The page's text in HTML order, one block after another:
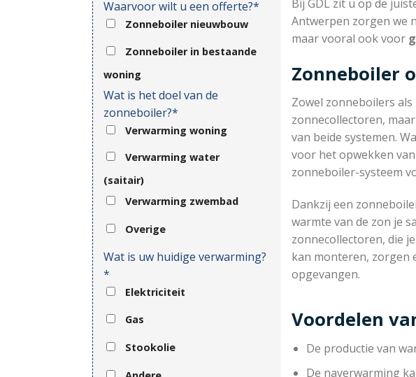
Waarvoor wilt u een offerte?*
Zonneboiler nieuwbouw
Zonneboiler in bestaande
woning
Wat is het doel van de
zonneboiler?*
Verwarming woning
Verwarming water
(saitair)
Verwarming zwembad
Overige
Wat is uw huidige verwarming?
*
Elektriciteit
Gas
Stookolie
Bij GDL zit u op de
Antwerpen zorgen we
maar vooral ook voor
Zonneboiler
Zowel zonneboilers
zonnecollectoren,
van beide systemen.
voor het opwekken
zonneboiler-systeem
Dankzij een
warmte van de zon je
zonnecollectoren, die
kan monteren, zorgen
opgevangen.
Voordelen
De productie van
De naverwarming